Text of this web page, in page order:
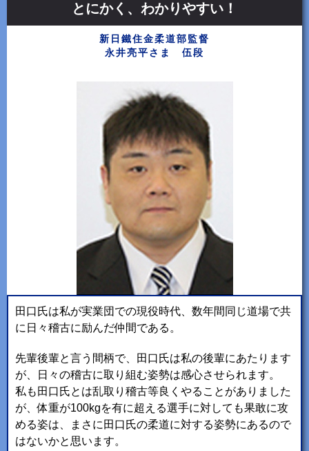
とにかく、わかりやすい！
新日鐵住金柔道部監督
永井亮平さま 伍段
田口氏は私が実業団での現役時代、数年間同じ道場で共
に日々稽古に励んだ仲間である。
先輩後輩と言う間柄で、田口氏は私の後輩にあたります
が、日々の稽古に取り組む姿勢は感心させられます。
私も田口氏とは乱取り稽古等良くやることがありました
が、体重が100kgを有に超える選手に対しても果敢に攻
める姿は、まさに田口氏の柔道に対する姿勢にあるので
はないかと思います。